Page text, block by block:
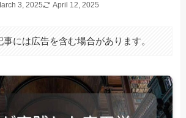
3, 2025 April 12, 2025
事には広告を含む場合があります。